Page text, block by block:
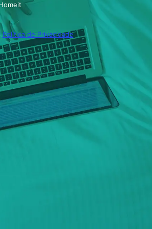
Política de Privacidade